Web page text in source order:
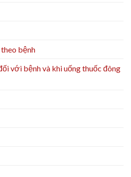
bệnh
với bệnh và khi uống thuốc đông